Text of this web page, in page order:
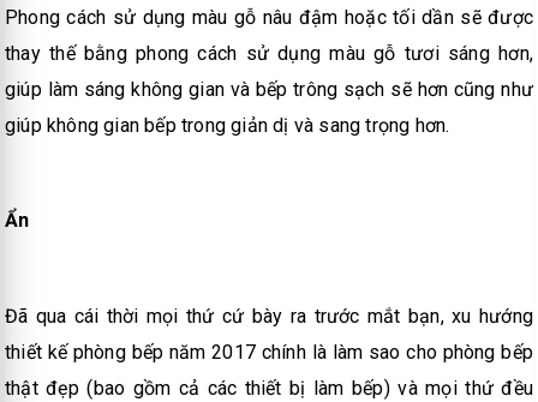
Phong cách sử dụng màu gỗ nâu đậm hoặc tối dần sẽ được
thay thế bằng phong cách sử dụng màu gỗ tươi sáng hơn,
giúp làm sáng không gian và bếp trông sạch sẽ hơn cũng như
giúp không gian bếp trong giản dị và sang trọng hơn.
Ẩn
Đã qua cái thời mọi thứ cứ bày ra trước mắt bạn, xu hướng
thiết kế phòng bếp năm 2017 chính là làm sao cho phòng bếp
thật đẹp (bao gồm cả các thiết bị làm bếp) và mọi thứ đều